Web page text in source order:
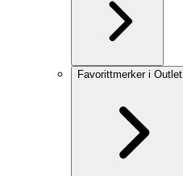
Favorittmerker i Outlet